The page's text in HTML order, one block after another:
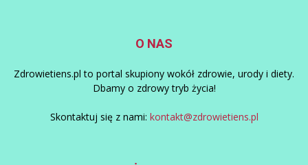
O NAS
Zdrowietiens.pl to portal skupiony wokół zdrowie, urody i diety.
Dbamy o zdrowy tryb życia!
Skontaktuj się z nami: kontakt@zdrowietiens.pl